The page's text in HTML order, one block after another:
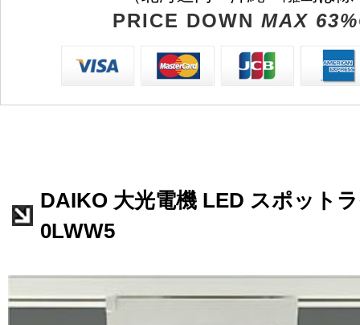
PRICE DOWN MAX
DAIKO 大光電機 LED スポット
0LWW5